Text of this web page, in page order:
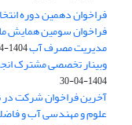
فراخوان دهمین دوره
فراخوان سومین همایش
مدیریت مصرف آب1404-04-30
وبینار تخصصی مشترک
1404-04-30
آخرین فراخوان شرکت در